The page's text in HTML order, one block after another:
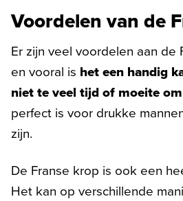
Voordelen van de
Er zijn veel voordelen aan de
en vooral is het een handig
niet te veel tijd of moeite
perfect is voor drukke
zijn.
De Franse krop is ook een
Het kan op verschillende